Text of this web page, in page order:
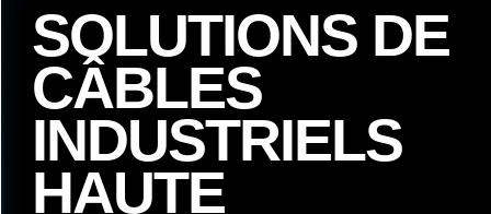
SOLUTIONS DE
CÂBLES
INDUSTRIELS
HAUTE